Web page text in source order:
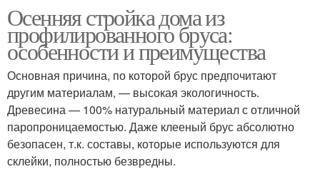
Осенняя стройка дома из
профилированного бруса:
особенности и преимущества
Основная причина, по которой брус предпочитают
другим материалам, — высокая экологичность.
Древесина — 100% натуральный материал с отличной
паропроницаемостью. Даже клееный брус абсолютно
безопасен, т.к. составы, которые используются для
склейки, полностью безвредны.